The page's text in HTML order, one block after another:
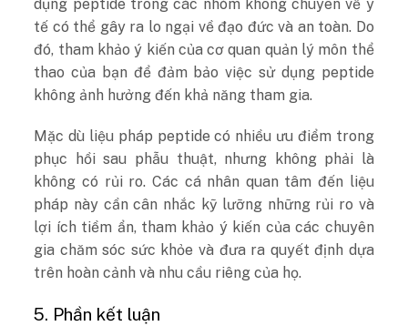
dụng peptide trong các nhóm không chuyên về y
tế có thể gây ra lo ngại về đạo đức và an toàn. Do
đó, tham khảo ý kiến của cơ quan quản lý môn thể
thao của bạn để đảm bảo việc sử dụng peptide
không ảnh hưởng đến khả năng tham gia.
Mặc dù liệu pháp peptide có nhiều ưu điểm trong
phục hồi sau phẫu thuật, nhưng không phải là
không có rủi ro. Các cá nhân quan tâm đến liệu
pháp này cần cân nhắc kỹ lưỡng những rủi ro và
lợi ích tiềm ẩn, tham khảo ý kiến của các chuyên
gia chăm sóc sức khỏe và đưa ra quyết định dựa
trên hoàn cảnh và nhu cầu riêng của họ.
5. Phần kết luận